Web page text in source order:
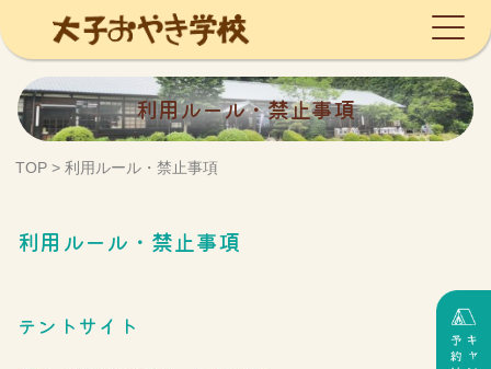
Skip
content
利用ルール・禁止事項
TOP > 利用ルール・禁止事項
利用ルール・禁止事項
テントサイト